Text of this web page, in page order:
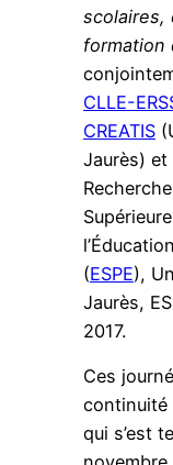
scolaires,
formation
CLLE-
CREATIS
Jaurès) et
(ESPE),
Jaurès,
2017.
Ces
continuité
qui s’est